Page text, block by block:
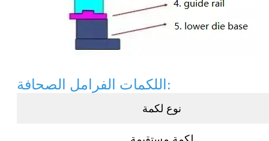
اللكمات الفرامل الصحافة:
نوع لكمة